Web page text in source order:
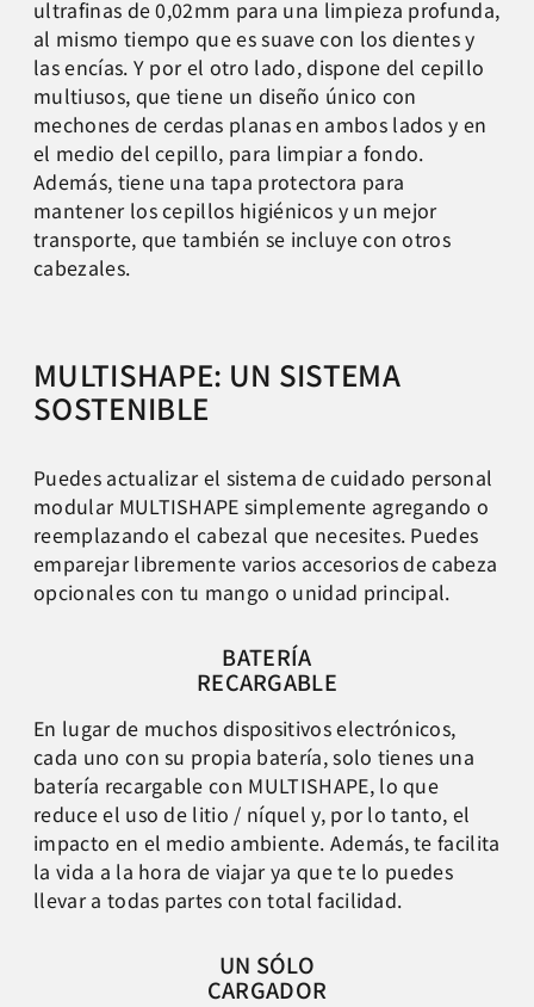
ultrafinas de 0,02mm para una limpieza profunda,
al mismo tiempo que es suave con los dientes y
las encías. Y por el otro lado, dispone del cepillo
multiusos, que tiene un diseño único con
mechones de cerdas planas en ambos lados y en
el medio del cepillo, para limpiar a fondo.
Además, tiene una tapa protectora para
mantener los cepillos higiénicos y un mejor
transporte, que también se incluye con otros
cabezales.
MULTISHAPE: UN SISTEMA
SOSTENIBLE
Puedes actualizar el sistema de cuidado personal
modular MULTISHAPE simplemente agregando o
reemplazando el cabezal que necesites. Puedes
emparejar libremente varios accesorios de cabeza
opcionales con tu mango o unidad principal.
BATERÍA
RECARGABLE
En lugar de muchos dispositivos electrónicos,
cada uno con su propia batería, solo tienes una
batería recargable con MULTISHAPE, lo que
reduce el uso de litio / níquel y, por lotanto, el
impacto en el medio ambiente. Además, te facilita
la vida a la hora de viajar ya que te lo puedes
llevar a todas partes con total facilidad.
UN SÓLO
CARGADOR